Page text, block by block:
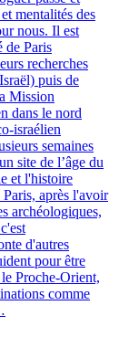
mentalités des
nous. Il est
de Paris
recherches
puis de
Mission
dans le nord
israélien
semaines
site de l’âge du
et l'histoire
après l'avoir
archéologiques,
d'autres
pour être
Proche-Orient,
comme